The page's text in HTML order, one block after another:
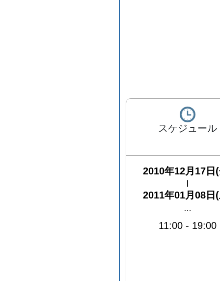
スケジュール
2010年12月17日
2011年01月08日
…
11:00- 19:00